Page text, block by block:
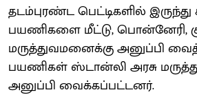
தடம்புரண்ட பெட்டிகளில்
பயணிகளை மீட்டு, பொன்னேரி,
மருத்துவமனைக்கு அனுப்பி
பயணிகள் ஸ்டான்லி அரசு
அனுப்பி வைக்கப்பட்டனர்.